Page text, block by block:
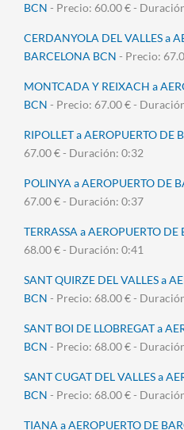
BCN - Precio: 60.00 € -
CERDANYOLA DEL VALLES a
BARCELONA BCN - Precio:
MONTCADA Y REIXACH a
BCN - Precio: 67.00 € -
RIPOLLET a AEROPUERTO DE
67.00 € - Duración: 0:32
POLINYA a AEROPUERTO DE
67.00 € - Duración: 0:37
TERRASSA a AEROPUERTO
68.00 € - Duración: 0:41
SANT QUIRZE DEL VALLES a
BCN - Precio: 68.00 € -
SANT BOI DE LLOBREGAT a
BCN - Precio: 68.00 € -
SANT CUGAT DEL VALLES a
BCN - Precio: 68.00 € -
TIANA a AEROPUERTO DE